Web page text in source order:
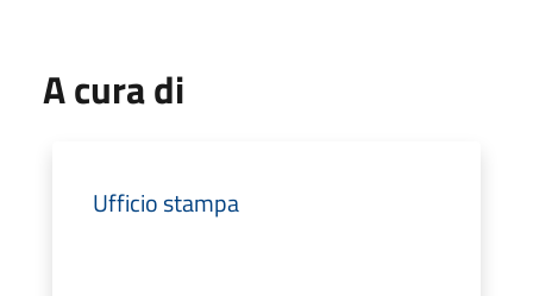
A cura di
Ufficio stampa